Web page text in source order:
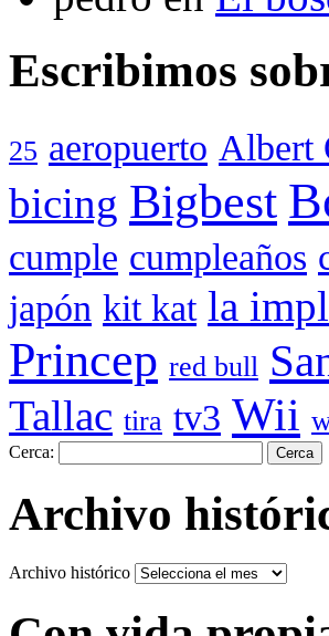
Escribimos
25 aeropuerto Albert
bicing Bigbest
cumple cumpleaños
japón kit kat la
Princep red bull
Tallac tira tv3 Wii
Cerca:
Archivo
Archivo histórico